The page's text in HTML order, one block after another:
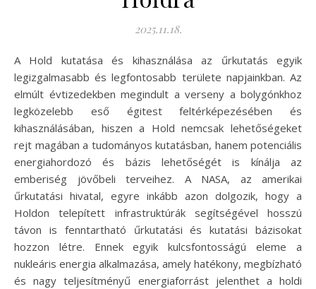
2025.11.18.
A Hold kutatása és kihasználása az űrkutatás egyik
legizgalmasabb és legfontosabb területe napjainkban. Az
elmúlt évtizedekben megindult a verseny a bolygónkhoz
legközelebb eső égitest feltérképezésében és
kihasználásában, hiszen a Hold nemcsak lehetőségeket
rejt magában a tudományos kutatásban, hanem potenciális
energiahordozó és bázis lehetőségét is kínálja az
emberiség jövőbeli terveihez. A NASA, az amerikai
űrkutatási hivatal, egyre inkább azon dolgozik, hogy a
Holdon telepített infrastruktúrák segítségével hosszú
távon is fenntartható űrkutatási és kutatási bázisokat
hozzon létre. Ennek egyik kulcsfontosságú eleme a
nukleáris energia alkalmazása, amely hatékony, megbízható
és nagy teljesítményű energiaforrást jelenthet a holdi